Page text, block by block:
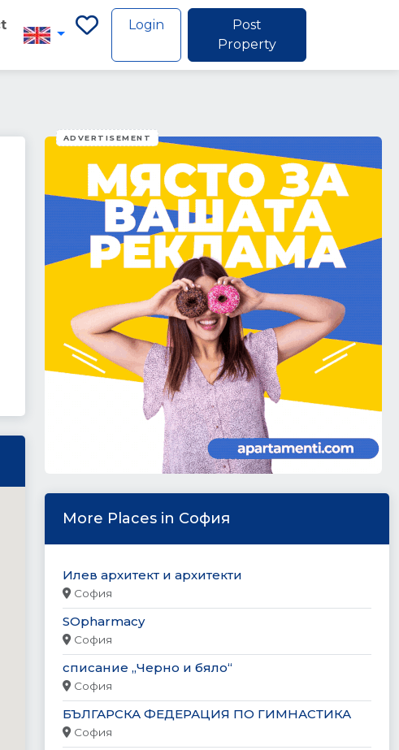
Login
Post
Property
ADVERTISEMENT
More Places in София
Илев архитект и архитекти
София
SOpharmacy
София
списание „Черно и бяло“
София
БЪЛГАРСКА ФЕДЕРАЦИЯ ПО ГИМНАСТИКА
София